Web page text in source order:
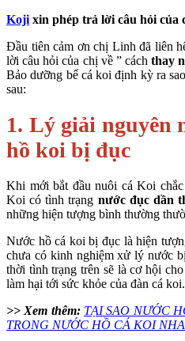
Koji xin phép trả lời câu hỏi của
Đầu tiên cảm ơn chị Linh đã liên
lời câu hỏi của chị về ” cách thay
Bảo dưỡng bể cá koi định kỳ ra
sau:
1. Lý giải nguyên
hồ koi bị đục
Khi mới bắt đầu nuôi cá Koi chắc
Koi có tình trạng nước đục dần
những hiện tượng bình thường
Nước hồ cá koi bị đục là hiện
chưa có kinh nghiệm xử lý nước
thời tình trạng trên sẽ là cơ hội
làm hại tới sức khỏe của đàn cá koi.
>> Xem thêm: TẠI SAO NƯỚC
TRONG NƯỚC HỒ CÁ KOI